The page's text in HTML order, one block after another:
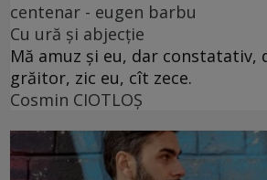
centenar - eugen barbu
Cu ură și abjecție
Mă amuz și eu, dar constatativ,
grăitor, zic eu, cît zece.
Cosmin CIOTLOŞ